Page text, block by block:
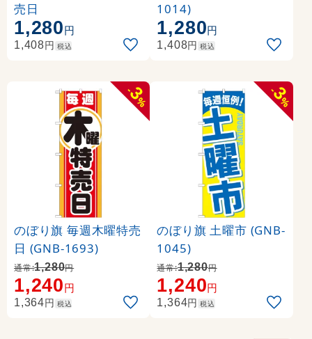
売日
1,280円
1,408円 税込
1014)
1,280円
1,408円 税込
-
3
%
のぼり旗 毎週木曜特売
日 (GNB-1693)
通常:1,280円
1,240円
1,364円 税込
-
3
%
のぼり旗 土曜市 (GNB-
1045)
通常:1,280円
1,240円
1,364円 税込